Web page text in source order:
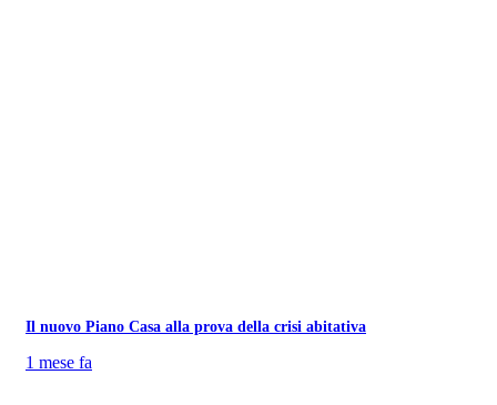
Il nuovo Piano Casa alla prova della crisi abitativa
1 mese fa